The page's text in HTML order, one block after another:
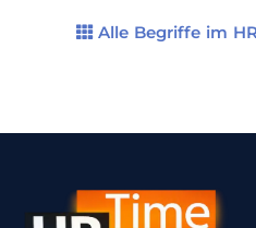
Alle Begriffe im